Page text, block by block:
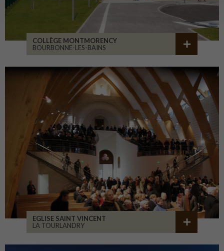
COLLÈGE MONTMORENCY
BOURBONNE-LES-BAINS
EGLISE SAINT VINCENT
LA TOURLANDRY